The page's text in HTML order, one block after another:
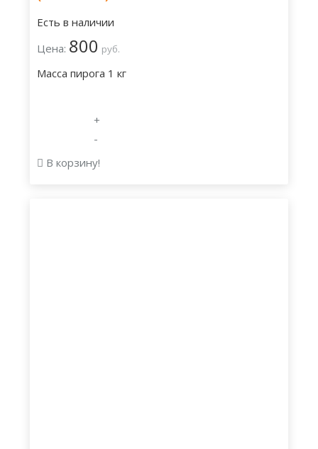
Есть в наличии
Цена: 800 руб.
Масса пирога 1 кг
+
-
В корзину!